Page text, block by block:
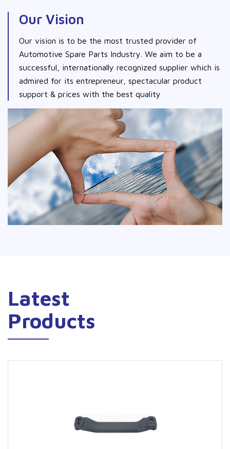
Our Vision
Our vision is to be the most trusted provider of
Automotive Spare Parts Industry. We aim to be a
successful, internationally recognized supplier which is
admired for its entrepreneur, spectacular product
support & prices with the best quality
Latest
Products